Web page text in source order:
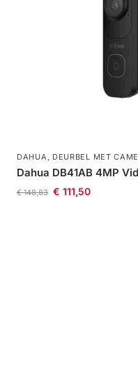
DAHUA, DEURBEL MET
Dahua DB41AB 4MP
€148,83 € 111,50